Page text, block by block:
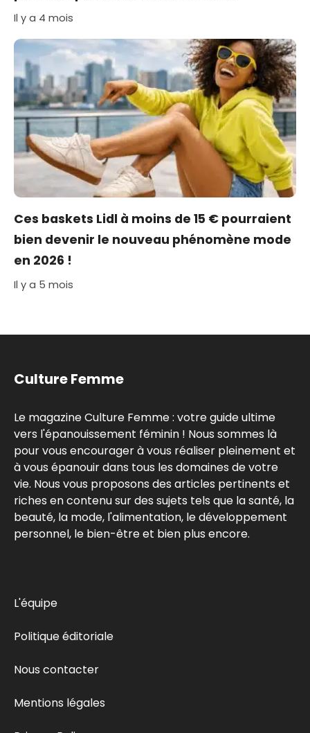
Il y a 4 mois
Ces baskets Lidl à moins de 15 € pourraient
bien devenir le nouveau phénomène mode
en 2026 !
Il y a 5 mois
Culture Femme
Le magazine Culture Femme : votre guide ultime
vers l'épanouissement féminin ! Nous sommes là
pour vous encourager à vous réaliser pleinement et
à vous épanouir dans tous les domaines de votre
vie. Nous vous proposons des articles pertinents et
riches en contenu sur des sujets tels que la santé, la
beauté, la mode, l'alimentation, le développement
personnel, le bien-être et bien plus encore.
L'équipe
Politique éditoriale
Nous contacter
Mentions légales